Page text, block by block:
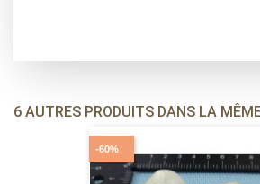
6 AUTRES PRODUITS DANS LA
-60%